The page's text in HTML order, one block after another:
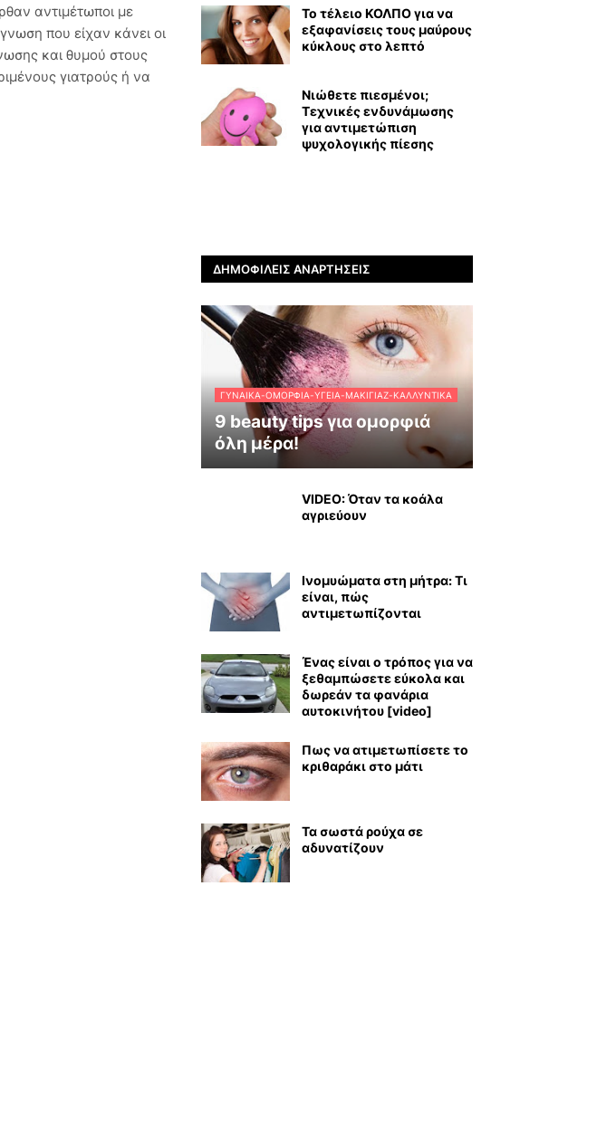
αντιμέτωποι με
που είχαν κάνει οι
και θυμού στους
γιατρούς ή να
Το τέλειο ΚΟΛΠΟ για να
εξαφανίσεις τους μαύρους
κύκλους στο λεπτό
Νιώθετε πιεσμένοι;
Τεχνικές ενδυνάμωσης
για αντιμετώπιση
ψυχολογικής πίεσης
ΔΗΜΟΦΙΛΕΊΣ ΑΝΑΡΤΉΣΕΙΣ
ΓΥΝΑΊΚΑ-ΟΜΟΡΦΙΆ-ΥΓΕΊΑ-ΜΑΚΙΓΙΆΖ-ΚΑΛΛΥΝΤΙΚΆ
9 beauty tips για ομορφιά
όλη μέρα!
VIDEO: Όταν τα κοάλα
αγριεύουν
Ινομυώματα στη μήτρα: Τι
είναι, πώς
αντιμετωπίζονται
Ένας είναι ο τρόπος για να
ξεθαμπώσετε εύκολα και
δωρεάν τα φανάρια
αυτοκινήτου [video]
Πως να ατιμετωπίσετε το
κριθαράκι στο μάτι
Τα σωστά ρούχα σε
αδυνατίζουν